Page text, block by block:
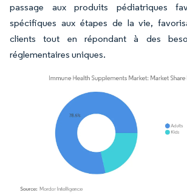
passage aux produits pédiatriques
spécifiques aux étapes de la vie,
clients tout en répondant à des
réglementaires uniques.